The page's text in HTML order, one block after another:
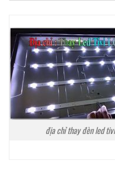
địa chỉ thay đèn led